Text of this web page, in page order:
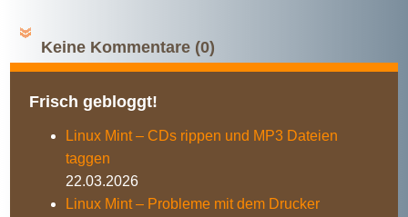
Keine Kommentare (0)
Frisch gebloggt!
Linux Mint – CDs rippen und MP3 Dateien
taggen
22.03.2026
Linux Mint – Probleme mit dem Drucker